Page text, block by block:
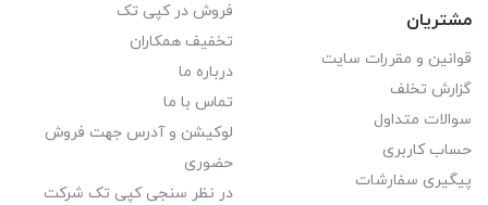
مشتریان
قوانین و مقررات سایت
گزارش تخلف
سوالات متداول
حساب کاربری
پیگیری سفارشات
فروش در کپی تک
تخفیف همکاران
درباره ما
تماس با ما
لوکیشن و آدرس جهت فروش
حضوری
در نظر سنجی کپی تک شرکت